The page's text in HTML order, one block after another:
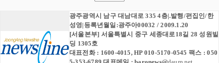
광주광역시 남구 대남대로 335 4층|.발행/편집인/한
성영|등록년월일:광주아00032 / 2009.1.20
[서울본부] 서울특별시 중구 세종대로18길 28 성원빌
딩 1305호
대표전화 : 1600-4015, HP 010-5170-0545 팩스 : 050